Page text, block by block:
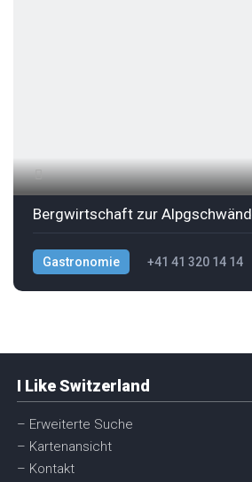
Bergwirtschaft zur Alpgschwänd
Gastronomie +41 41 320 14 14
I Like Switzerland
– Erweiterte Suche
– Kartenansicht
– Kontakt